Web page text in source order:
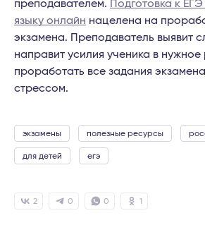
преподавателем. Подготовка к
языку онлайн нацелена на
экзамена. Преподаватель выявит
направит усилия ученика в
проработать все задания
стрессом.
экзамены полезные ресурсы
для детей егэ
2 1
0 0